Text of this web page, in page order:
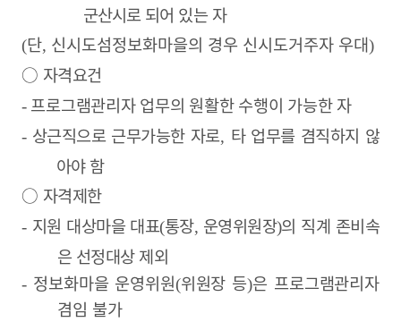
군산시로 되어 있는 자
(단, 신시도섬정보화마을의 경우 신시도거주자 우대)
○ 자격요건
- 프로그램관리자 업무의 원활한 수행이 가능한 자
- 상근직으로 근무가능한 자로, 타 업무를 겸직하지 않
아야 함
○ 자격제한
- 지원 대상마을 대표(통장, 운영위원장)의 직계 존비속
은 선정대상 제외
- 정보화마을 운영위원(위원장 등)은 프로그램관리자
겸임 불가